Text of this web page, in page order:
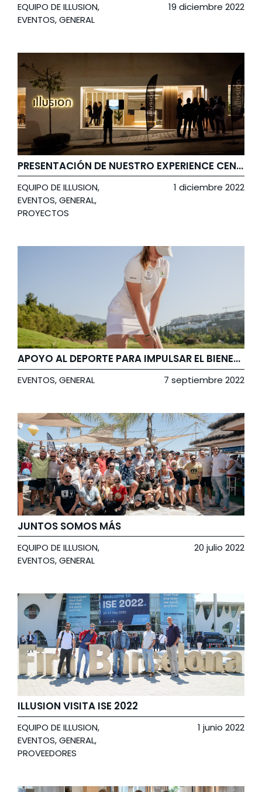
EQUIPO DE ILLUSION,
EVENTOS,GENERAL
19 diciembre 2022
PRESENTACIÓN DE NUESTRO EXPERIENCE CENTER
EQUIPO DE ILLUSION,
EVENTOS,GENERAL,
PROYECTOS
1 diciembre 2022
APOYO AL DEPORTE PARA IMPULSAR EL BIENESTAR
EVENTOS,GENERAL 7 septiembre 2022
JUNTOS SOMOS MÁS
EQUIPO DE ILLUSION,
EVENTOS,GENERAL
20 julio 2022
ILLUSION VISITA ISE 2022
EQUIPO DE ILLUSION,
EVENTOS,GENERAL,
PROVEEDORES
1 junio 2022